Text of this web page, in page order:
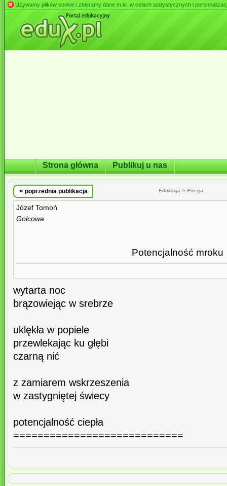
Używamy plików cookie i zbieramy dane m.in. w celach statystycznych i
Strona główna Publikuj u nas
« poprzednia publikacja Edukacja » Poezja
Józef Tomoń
Golcowa
Potencjalność mroku
wytarta noc
brązowiejąc w srebrze
uklękła w popiele
przewlekając ku głębi
czarną nić
z zamiarem wskrzeszenia
w zastygniętej świecy
potencjalność ciepła
============================